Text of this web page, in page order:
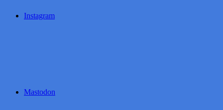
Instagram
Mastodon